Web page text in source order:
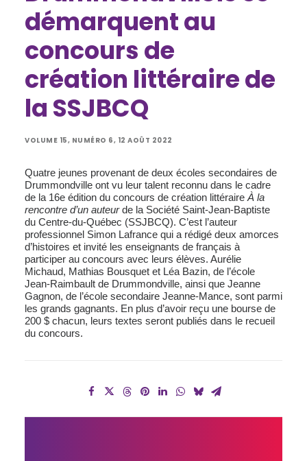
démarquent au
concours de
création littéraire de
la SSJBCQ
VOLUME 15, NUMÉRO 6, 12 AOÛT 2022
Quatre jeunes provenant de deux écoles secondaires de
Drummondville ont vu leur talent reconnu dans le cadre
de la 16e édition du concours de création littéraire À la
rencontre d’un auteurde la Société Saint-Jean-Baptiste
du Centre-du-Québec (SSJBCQ). C’est l’auteur
professionnel Simon Lafrance qui a rédigé deux amorces
d’histoires et invité les enseignants de français à
participer au concours avec leurs élèves. Aurélie
Michaud, Mathias Bousquet et Léa Bazin, de l’école
Jean-Raimbault de Drummondville, ainsi que Jeanne
Gagnon, de l’école secondaire Jeanne-Mance, sont parmi
les grands gagnants. En plus d’avoir reçu une bourse de
200 $ chacun, leurs textes seront publiés dans le recueil
du concours.